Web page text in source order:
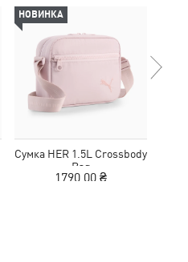
НОВИНКА
Сумка HER 1.5L Crossbody
Bag
1790,00 ₴